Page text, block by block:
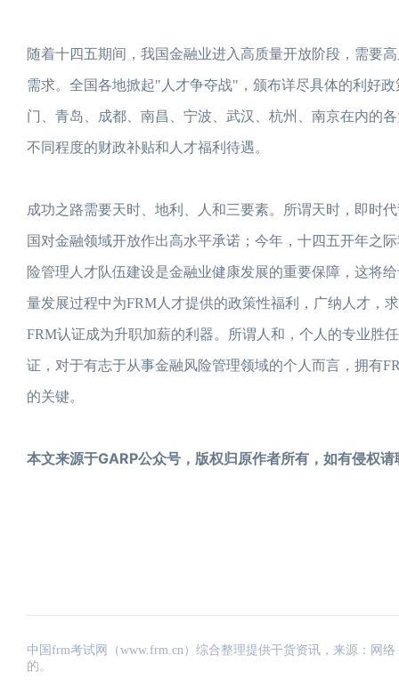
随着十四五期间，我国金融业进入高质量开放阶段，需要
需求。全国各地掀起"人才争夺战"，颁布详尽具体的利好
门、青岛、成都、南昌、宁波、武汉、杭州、南京在内的
不同程度的财政补贴和人才福利待遇。
成功之路需要天时、地利、人和三要素。所谓天时，即时
国对金融领域开放作出高水平承诺；今年，十四五开年之
险管理人才队伍建设是金融业健康发展的重要保障，这将
量发展过程中为FRM人才提供的政策性福利，广纳人才，
FRM认证成为升职加薪的利器。所谓人和，个人的专业胜
证，对于有志于从事金融风险管理领域的个人而言，拥有
的关键。
本文来源于GARP公众号，版权归原作者所有，如有侵权
中国frm考试网（www.frm.cn）综合整理提供干货资讯，来源：网
的。